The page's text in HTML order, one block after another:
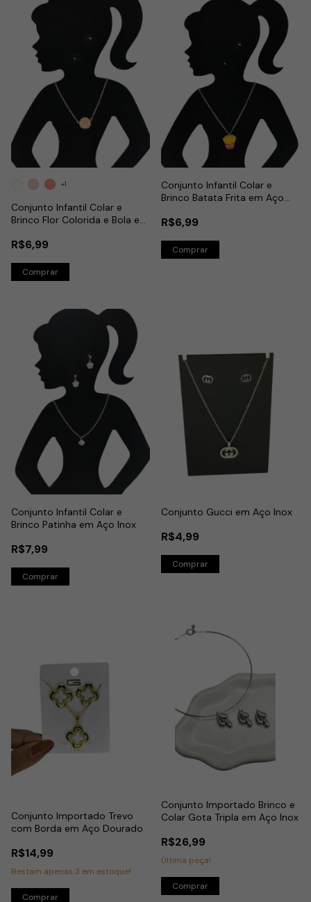
Conjunto Infantil Colar e
Brinco Flor Colorida e Bola em
R$6,99
+1
Comprar
Conjunto Infantil Colar e
Brinco Batata Frita em Aço
R$6,99
Conjunto Infantil Colar e
Brinco Patinha em Aço Inox
R$7,99
Conjunto Gucci em Aço Inox
R$4,99
Conjunto Importado Trevo
com Borda em Aço Dourado
R$14,99
Restam apenas 3 em estoque!
Conjunto Importado Brinco e
Colar Gota Tripla em Aço Inox
R$26,99
Última peça!